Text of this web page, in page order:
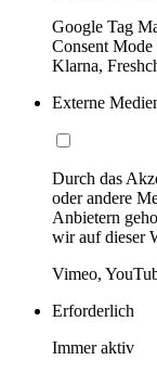
Google Tag
Consent
Klarna,
Externe
Durch das
oder andere
Anbietern
wir auf dieser
Vimeo,
Erforderlich
Immer aktiv